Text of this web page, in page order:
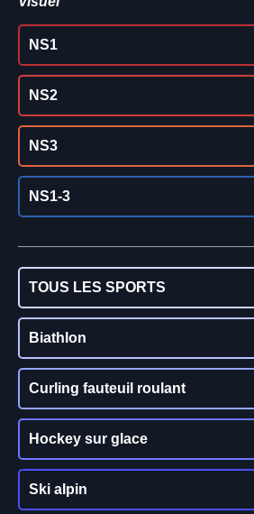
NS1
NS2
NS3
NS1-3
TOUS LES SPORTS
Biathlon
Curling fauteuil roulant
Hockey sur glace
Ski alpin